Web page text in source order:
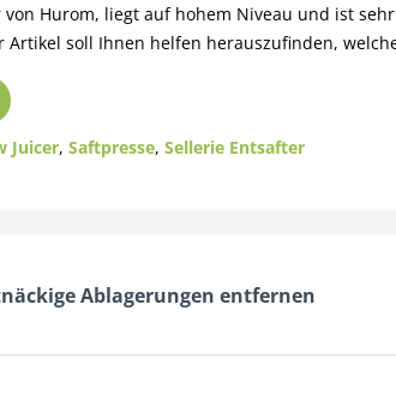
von Hurom, liegt auf hohem Niveau und ist
Artikel soll Ihnen helfen herauszufinden,
Juicer, Saftpresse, Sellerie Entsafter
Ablagerungen entfernen